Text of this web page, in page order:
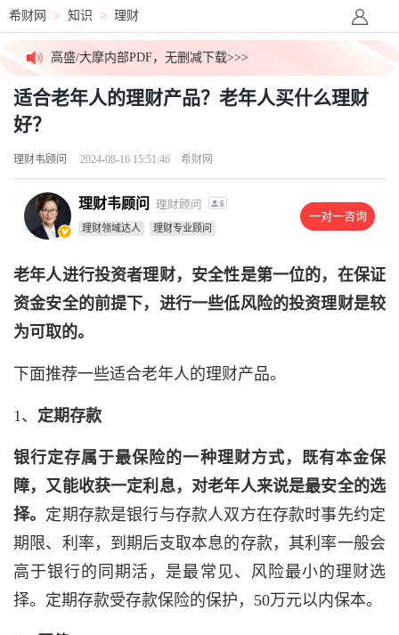
希财网 > 知识 > 理财
价值千元外资研报，今日免费更新>>>
高盛/大摩内部PDF，无删减下载>>>
拒绝信息差！一手英文研报解锁>>>
吃瓜！今日股市小作文已汇总>>>
外媒视角解盘，看透主力资金>>>
价值千元外资研报，今日免费更新>>>
适合老年人的理财产品？老年人买什么理财
好？
理财韦顾问 2024-08-16 15:51:46 希财网
理财韦顾问 理财顾问
理财领域达人 理财专业顾问
一对一咨询
老年人进行投资者理财，安全性是第一位的，在保证
资金安全的前提下，进行一些低风险的投资理财是较
为可取的。
下面推荐一些适合老年人的理财产品。
1、 定期存款
银行定存属于最保险的一种理财方式，既有本金保
障，又能收获一定利息，对老年人来说是最安全的选
择。 定期存款是银行与存款人双方在存款时事先约定
期限、利率，到期后支取本息的存款，其利率一般会
高于银行的同期活，是最常见、风险最小的理财选
择。定期存款受存款保险的保护，50万元以内保本。